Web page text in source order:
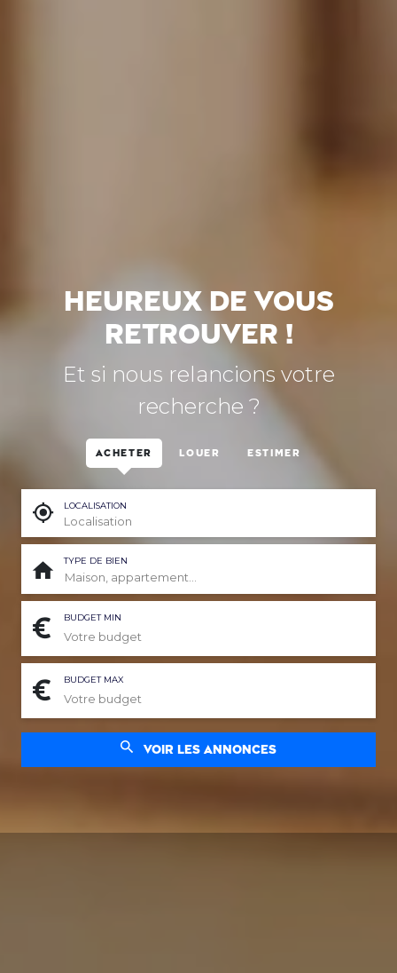
Heureux de vous
retrouver !
Et si nous relancions votre
recherche ?
Acheter Louer Estimer
LOCALISATION
TYPE DE BIEN
Maison, appartement...
BUDGET MIN
BUDGET MAX
Voir les annonces